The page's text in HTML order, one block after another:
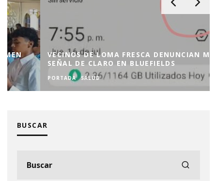
VECINOS DE LOMA FRESCA DENUNCIAN MALA
SEÑAL DE CLARO EN BLUEFIELDS
PORTADA SALUD
BUSCAR